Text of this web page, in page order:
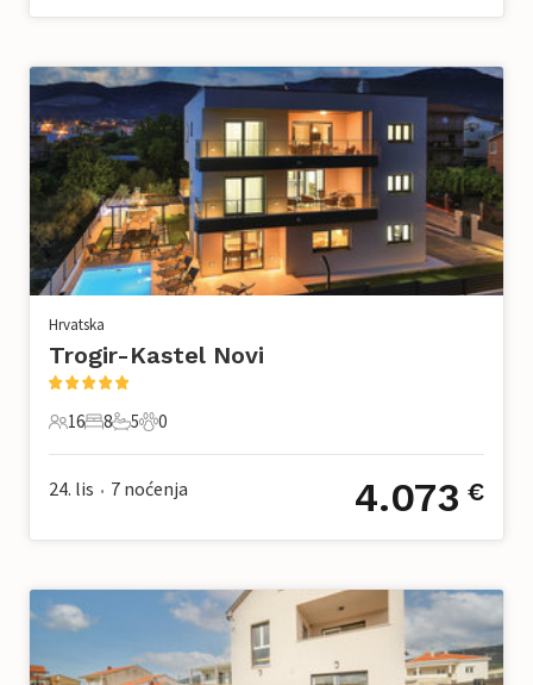
Hrvatska
Trogir-Kastel Novi
16 Gosti
16
8 Spavaće sobe
8
5 Kupaonice
5
0 Kućni ljubimac
0
24. lis • 7 noćenja 4.073 €